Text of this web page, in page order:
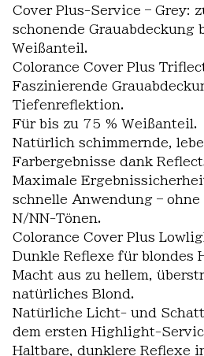
Cover Plus-Service – Grey:
schonende Grauabdeckung
Weißanteil.
Colorance Cover Plus
Faszinierende
Tiefenreflektion.
Für bis zu 75 % Weißanteil.
Natürlich schimmernde,
Farbergebnisse dank
Maximale
schnelle Anwendung –
N/NN-Tönen.
Colorance Cover Plus
Dunkle Reflexe für blondes
Macht aus zu hellem,
natürliches Blond.
Natürliche Licht- und
dem ersten Highlight-
Haltbare, dunklere Reflexe